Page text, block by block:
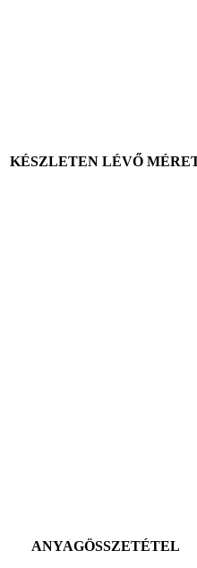
KÉSZLETEN LÉVŐ
ANYAGÖSSZETÉTEL